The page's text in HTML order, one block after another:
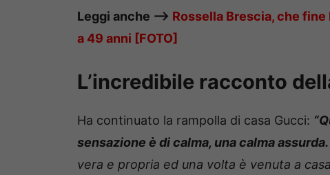
Leggi anche —–> Rossella Brescia, che
a 49 anni [FOTO]
L’incredibile racconto
Ha continuato la rampolla di casa Gucci:
sensazione è di calma, una calma assurda.
vera e propria ed una volta è venuta a